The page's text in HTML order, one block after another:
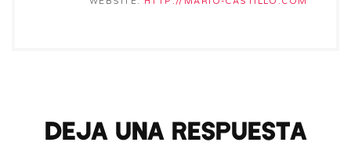
Deja una respuesta